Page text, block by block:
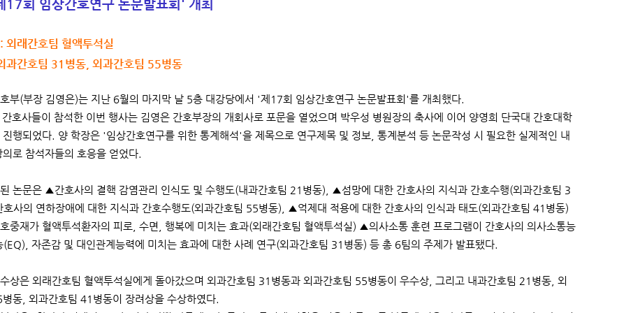
17회 임상간호연구 논문발표회' 개최
외래간호팀 혈액투석실
과간호팀 31병동, 외과간호팀 55병동
부(부장 김영은)는 지난 6월의 마지막 날 5층 대강당에서 '제17회 임상간호연구 논문발표회'를 개최했다.
호사들이 참석한 이번 행사는 김영은 간호부장의 개회사로 포문을 열었으며 박우성 병원장의 축사에 이어 양영희 단국대 간호대학
진행되었다. 양 학장은 '임상간호연구를 위한 통계해석'을 제목으로 연구제목 및 정보, 통계분석 등 논문작성 시 필요한 실제적인 내
로 참석자들의 호응을 얻었다.
논문은 ▲간호사의 결핵 감염관리 인식도 및 수행도(내과간호팀 21병동), ▲섬망에 대한 간호사의 지식과 간호수행(외과간호팀 3
사의 연하장애에 대한 지식과 간호수행도(외과간호팀 55병동), ▲억제대 적용에 대한 간호사의 인식과 태도(외과간호팀 41병동)
중재가 혈액투석환자의 피로, 수면, 행복에 미치는 효과(외래간호팀 혈액투석실) ▲의사소통 훈련 프로그램이 간호사의 의사소통능
(EQ), 자존감 및 대인관계능력에 미치는 효과에 대한 사례 연구(외과간호팀 31병동) 등 총 6팀의 주제가 발표됐다.
상은 외래간호팀 혈액투석실에게 돌아갔으며 외과간호팀 31병동과 외과간호팀 55병동이 우수상, 그리고 내과간호팀 21병동, 외
동, 외과간호팀 41병동이 장려상을 수상하였다.